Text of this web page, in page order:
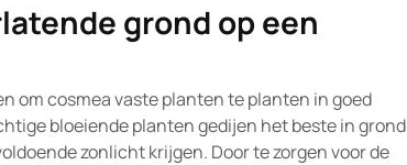
grond op een
om cosmea vaste planten te planten in goed
bloeiende planten gedijen het beste in grond
zonlicht krijgen. Door te zorgen voor de